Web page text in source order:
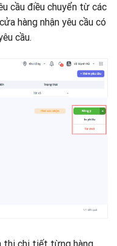
cầu điều chuyển từ các
hàng nhận yêu cầu có
cầu.
thị chi tiết từng hàng